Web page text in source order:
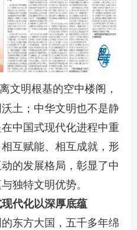
文明根基的空中楼阁，
土；中华文明也不是静
中国式现代化进程中重
互赋能、相互成就，形
的发展格局，彰显了中
独特文明优势。
代化以深厚底蕴
方大国，五千多年绵